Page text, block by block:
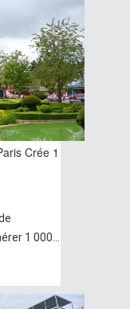
Crée 1
1 000...